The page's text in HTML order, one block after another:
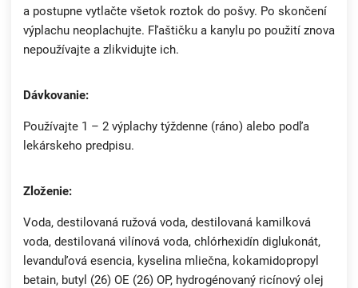
a postupne vytlačte všetok roztok do pošvy. Po skončení
výplachu neoplachujte. Fľaštičku a kanylu po použití znova
nepoužívajte a zlikvidujte ich.
Dávkovanie:
Používajte 1 – 2 výplachy týždenne (ráno) alebo podľa
lekárskeho predpisu.
Zloženie:
Voda, destilovaná ružová voda, destilovaná kamilková
voda, destilovaná vilínová voda, chlórhexidín diglukonát,
levanduľová esencia, kyselina mliečna, kokamidopropyl
betain, butyl (26) OE (26) OP, hydrogénovaný ricínový olej